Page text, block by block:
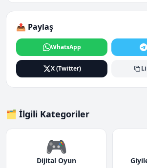
📤 Paylaş
WhatsApp
X (Twitter)
🗂️ İlgili Kategoriler
🎮
Dijital Oyun